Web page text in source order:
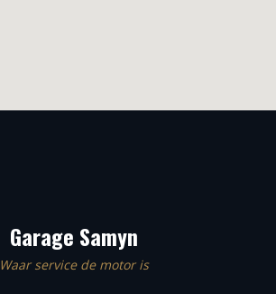
Garage Samyn
Waar service de motor is